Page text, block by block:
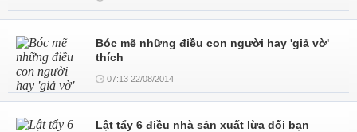
Bóc mẽ những điều con người hay 'giả vờ'
thích
07:13 22/08/2014
Lật tẩy 6 điều nhà sản xuất lừa dối bạn